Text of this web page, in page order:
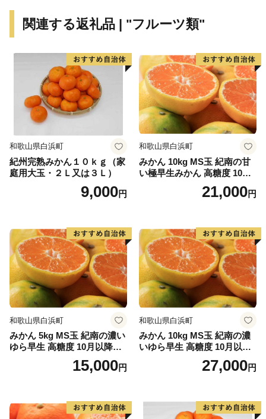
す。
ちづくりを進めていきます。
みなさまの応援をよろしくお願いします。
関連する返礼品 | "フルーツ類"
和歌山県白浜町
紀州完熟みかん１０ｋｇ（家
庭用大玉・２Ｌ又は３Ｌ）
9,000円
和歌山県白浜町
みかん 10kg MS玉 紀南の甘
い極早生みかん 高糖度 10月
以降発送 マルチ被覆栽培
21,000円
和歌山県白浜町
みかん 5kg MS玉 紀南の濃い
ゆら早生 高糖度 10月以降発
送 マルチ被覆栽培15,000円
和歌山県白浜町
みかん 10kg MS玉 紀南の濃
いゆら早生 高糖度 10月以降
発送 マルチ被覆栽培27,000円